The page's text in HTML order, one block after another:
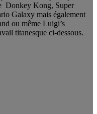
Donkey Kong, Super
Galaxy mais également
ou même Luigi’s
titanesque ci-dessous.